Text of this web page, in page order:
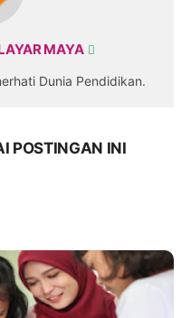
MAYA
Dunia Pendidikan.
POSTINGAN INI